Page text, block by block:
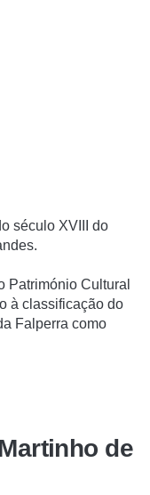
século XVIII do
Património Cultural
à classificação do
Falperra como
de